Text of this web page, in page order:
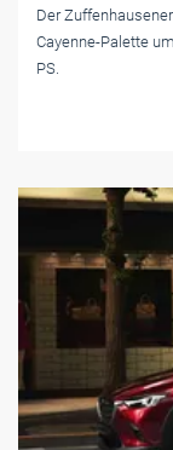
Der
Cayenne-Palette
PS.